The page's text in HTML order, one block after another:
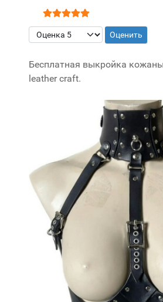
Рейтинг:5/5
Пожалуйста, оцените
Бесплатная выкройка
leather craft.